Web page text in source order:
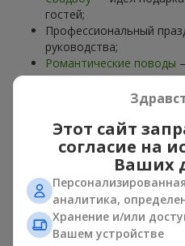
гостей;
Профессиональный
руководства;
Романтические поводы
композиция;
Корпоративные события
Цветочная корзина —
возраста. Стильные ручные
передать любые эмоции:
поддержку,любовь.
Виды
Этот сайт
согласие на
Ваших
аналитика,
Хранение и/или
Вашем устройстве